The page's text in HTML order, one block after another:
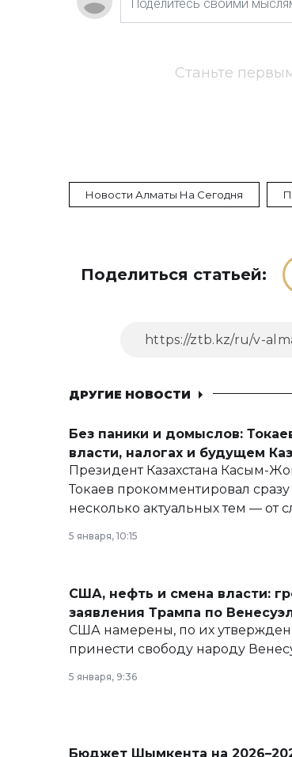
Станьте
Новости Алматы На Сегодня
Поделиться статьей:
ДРУГИЕ НОВОСТИ
Без паники и домыслов:
власти, налогах и будущем
Президент Казахстана Касым-
Токаев прокомментировал сразу
несколько актуальных тем — от
армии, экономики и личного
5 января, 10:15
США, нефть и смена власти:
заявления Трампа по
США намерены, по их
принести свободу народу
5 января, 9:36
Бюджет Шымкента на